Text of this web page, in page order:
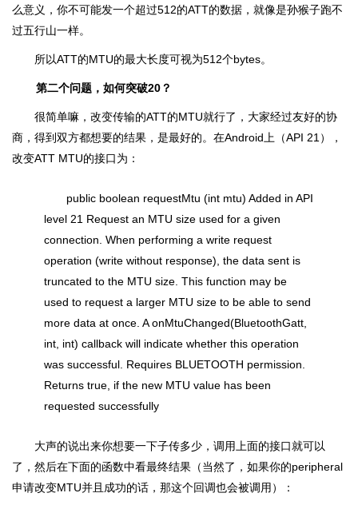
么意义，你不可能发一个超过512的ATT的数据，就像是孙猴子跑不
过五行山一样。
所以ATT的MTU的最大长度可视为512个bytes。
第二个问题，如何突破20？
很简单嘛，改变传输的ATT的MTU就行了，大家经过友好的协
商，得到双方都想要的结果，是最好的。在Android上（API 21），
改变ATT MTU的接口为：
public boolean requestMtu (int mtu) Added in API
level 21 Request an MTU size used for a given
connection. When performing a write request
operation (write without response), the data sent is
truncated to the MTU size. This function may be
used to request a larger MTU size to be able to send
more data at once. A onMtuChanged(BluetoothGatt,
int, int) callback will indicate whether this operation
was successful. Requires BLUETOOTH permission.
Returns true, if the new MTU value has been
requested successfully
大声的说出来你想要一下子传多少，调用上面的接口就可以
了，然后在下面的函数中看最终结果（当然了，如果你的peripheral
申请改变MTU并且成功的话，那这个回调也会被调用）：